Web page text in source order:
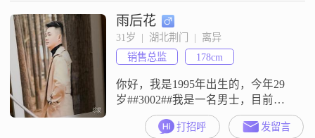
雨后花
31岁  |  湖北荆门  |  离异
销售总监
178cm
你好，我是1995年出生的，今年29
岁##3002##我是一名男士，目前在
荆门这边工作生活##3002##我的身
高是178cm，学历是大专##3002##关
打招呼 发留言